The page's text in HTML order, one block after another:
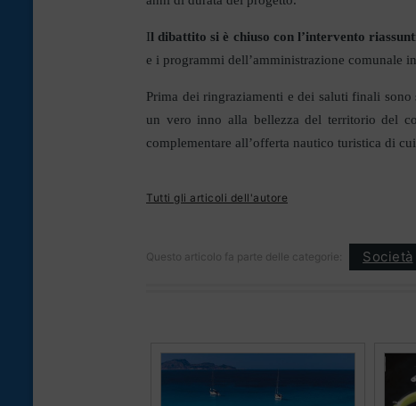
Il dibattito si è chiuso con l’intervento
e i programmi dell’amministrazione comunale
Prima dei ringraziamenti e dei saluti finali
un vero inno alla bellezza del territorio del
complementare all’offerta nautico turistica di
Tutti gli articoli dell'autore
Questo articolo fa parte delle categorie: Società